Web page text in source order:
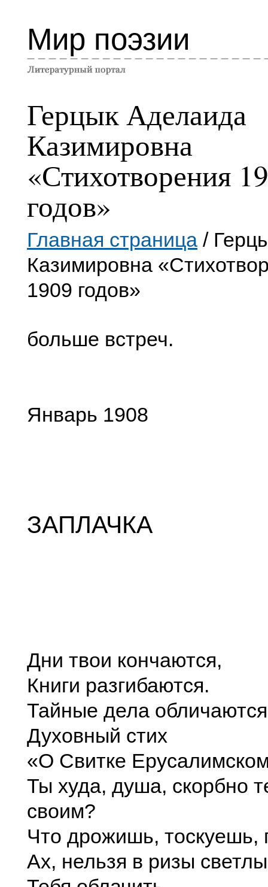
Мир поэзии
Герцык Аделаида
Казимировна
«Стихотворения
годов»
Главная страница /
Казимировна
1909 годов»
больше встреч.
Январь 1908
ЗАПЛАЧКА
Дни твои кончаются,
Книги разгибаются.
Тайные дела
Духовный стих
«О Свитке
Ты худа, душа, скорбно
своим?
Что дрожишь, тоскуешь,
Ах, нельзя в ризы